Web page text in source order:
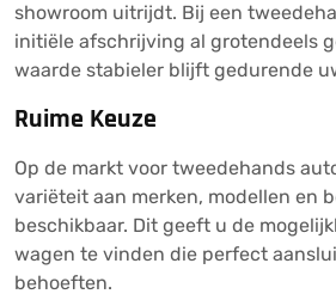
showroom uitrijdt. Bij een
initiële afschrijving al grotendeels
waarde stabieler blijft gedurende
Ruime Keuze
Op de markt voor tweedehands
variëteit aan merken, modellen en
beschikbaar. Dit geeft u de
wagen te vinden die perfect
behoeften.